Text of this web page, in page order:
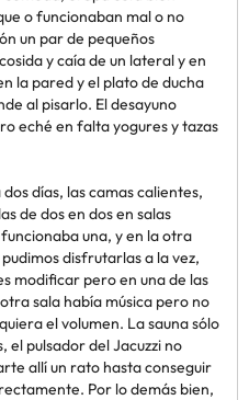
o funcionaban mal o no
un par de pequeños
y caía de un lateral y en
la pared y el plato de ducha
al pisarlo. El desayuno
eché en falta yogures y tazas
días, las camas calientes,
de dos en dos en salas
una, y en la otra
disfrutarlas a la vez,
modificar pero en una de las
sala había música pero no
el volumen. La sauna sólo
el pulsador del Jacuzzi no
allí un rato hasta conseguir
Por lo demás bien,